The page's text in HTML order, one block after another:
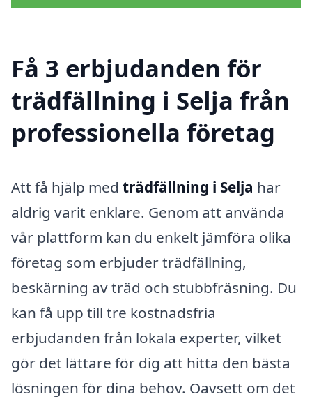
Få 3 erbjudanden för
trädfällning i Selja från
professionella företag
Att få hjälp med trädfällning i Selja har
aldrig varit enklare. Genom att använda
vår plattform kan du enkelt jämföra olika
företag som erbjuder trädfällning,
beskärning av träd och stubbfräsning. Du
kan få upp till tre kostnadsfria
erbjudanden från lokala experter, vilket
gör det lättare för dig att hitta den bästa
lösningen för dina behov. Oavsett om det